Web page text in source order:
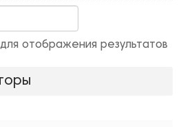
отображения результатов